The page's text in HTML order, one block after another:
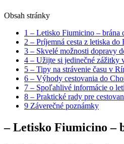
Obsah stránky
1 – Letisko Fiumicino – brána
2 – Príjemná cesta z letiska do
3 – Skvelé možnosti dopravy
4 – Užijte si jedinečné zážitky
5 – Tipy na strávenie času v
6 – Výhody cestovania do
7 – Spoľahlivé informácie o
8 – Praktické rady pre
9 Záverečné poznámky
– Letisko Fiumicino –